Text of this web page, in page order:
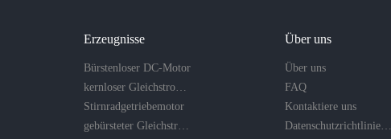
Erzeugnisse
Bürstenloser DC-Motor
Stirnradgetriebemotor
Über uns
Über uns
FAQ
Kontaktiere uns